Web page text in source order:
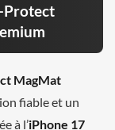
Protect
MagMat
fiable et un
à l’iPhone 17